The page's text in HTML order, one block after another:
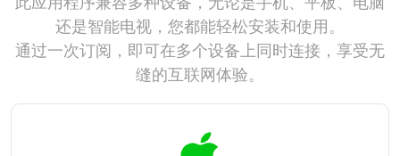
还是智能电视，您都能轻松安装和使用。
通过一次订阅，即可在多个设备上同时连接，享受无
缝的互联网体验。